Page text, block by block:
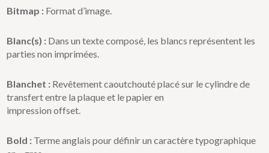
Bitmap : Format d’image.
Blanc(s) : Dans un texte composé, les blancs représentent les
parties non imprimées.
Blanchet : Revêtement caoutchouté placé sur le cylindre de
transfert entre la plaque et le papier en
impression offset.
Bold : Terme anglais pour définir un caractère typographique